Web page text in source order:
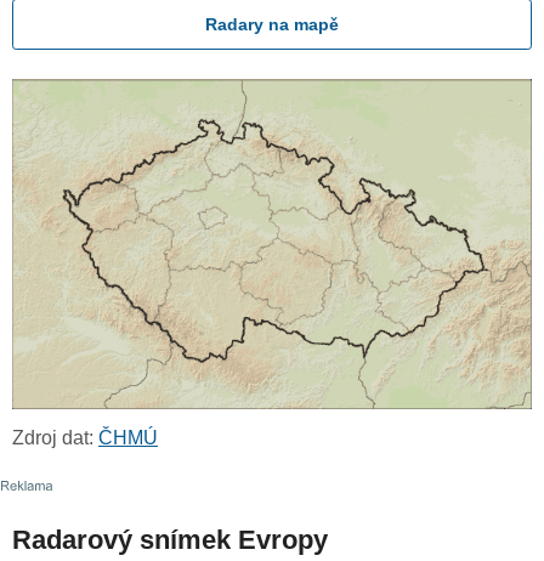
Radary na mapě
Zdroj dat: ČHMÚ
Radarový snímek Evropy